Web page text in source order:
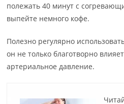
полежать 40 минут с
выпейте немного кофе.
Полезно регулярно
он не только благотворно
артериальное давление.